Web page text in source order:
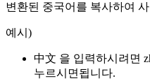
변환된 중국어를 복사하여
예시)
中文 을 입력하시려면
누르시면됩니다.